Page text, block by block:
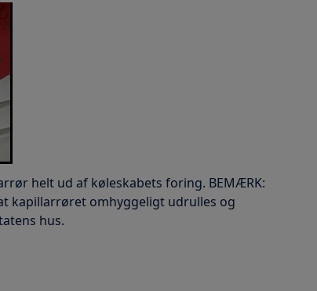
helt ud af køleskabets foring. BEMÆRK:
kapillarrøret omhyggeligt udrulles og
hus.